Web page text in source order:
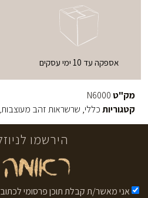
אספקה עד 10 ימי עסקים
מק"ט N6000
קטגוריותכללי, שרשראות זהב מעוצבות,
הירשמו
אני מאשר/ת קבלת תוכן פרסומי